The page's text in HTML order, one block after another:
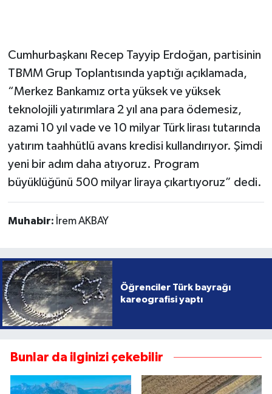
Cumhurbaşkanı Recep Tayyip Erdoğan, partisinin
TBMM Grup Toplantısında yaptığı açıklamada,
“Merkez Bankamız orta yüksek ve yüksek
teknolojili yatırımlara 2 yıl ana para ödemesiz,
azami 10 yıl vade ve 10 milyar Türk lirası tutarında
yatırım taahhütlü avans kredisi kullandırıyor. Şimdi
yeni bir adım daha atıyoruz. Program
büyüklüğünü 500 milyar liraya çıkartıyoruz” dedi.
Muhabir: İrem AKBAY
Öğrenciler Türk bayrağı
kareografisi yaptı
Bunlar da ilginizi çekebilir